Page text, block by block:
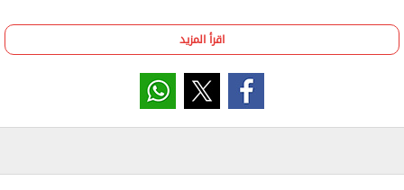
تدير اللقاء الكاتبة الإماراتية عائشة سلطان، ويشارك في
النقاش كل من الناقدة الليبية رزان نعيم مغربي، والكاتب
الصحفي سيد محمود، والناقدة الأدبية المقيمة في برلين
د. أماني الصيفي، بحضور المترجم التونسي محمد آيت
اقرأ المزيد